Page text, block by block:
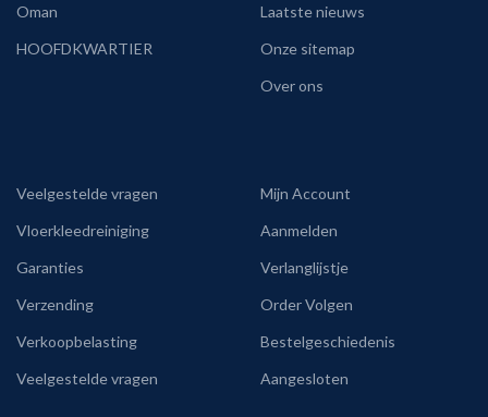
Oman
HOOFDKWARTIER
Laatste nieuws
Onze sitemap
Over ons
Veelgestelde vragen
Vloerkleedreiniging
Garanties
Verzending
Verkoopbelasting
Veelgestelde vragen
Mijn Account
Aanmelden
Verlanglijstje
Order Volgen
Bestelgeschiedenis
Aangesloten